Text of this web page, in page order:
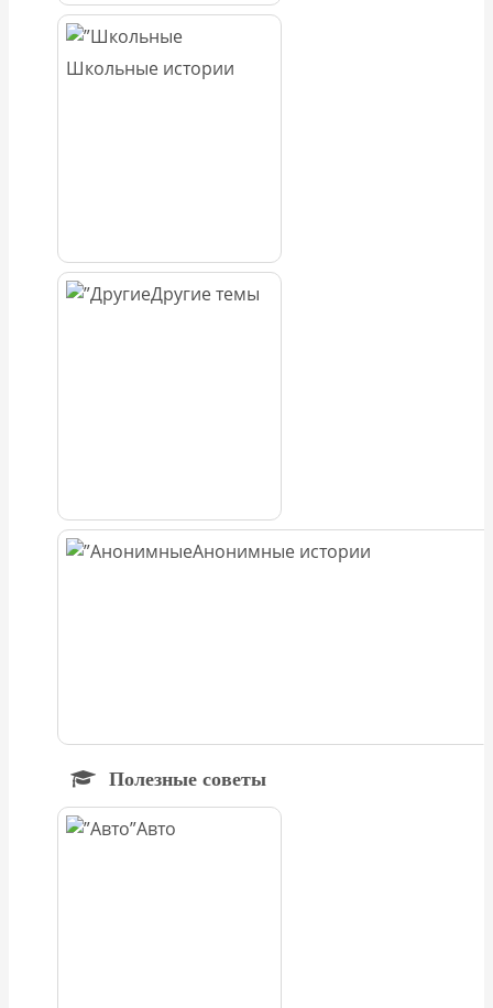
Школьные истории
Другие темы
Анонимные истории
Полезные советы
Авто